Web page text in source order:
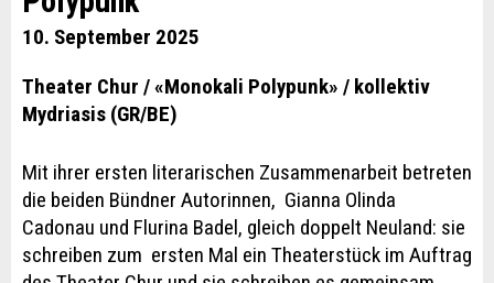
10. September 2025
Theater Chur / «Monokali Polypunk» / kollektiv
Mydriasis (GR/BE)
Mit ihrer ersten literarischen Zusammenarbeit betreten
die beiden Bündner Autorinnen, Gianna Olinda
Cadonau und Flurina Badel, gleich doppelt Neuland: sie
schreiben zum ersten Mal ein Theaterstück im Auftrag